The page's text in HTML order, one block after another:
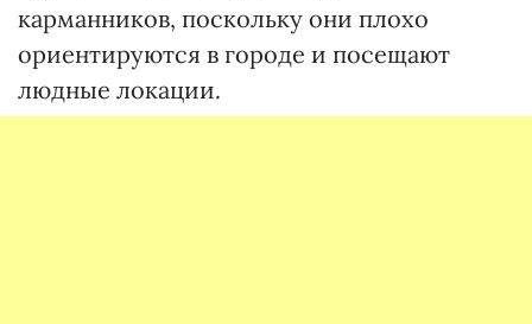
карманников, поскольку они плохо
ориентируются в городе и посещают
людные локации.